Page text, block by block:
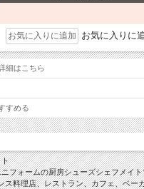
お気に入りに
細はこちら
すめる
ト
フォームの厨房シューズシェフメイ
ス料理店、レストラン、カフェ、ベー